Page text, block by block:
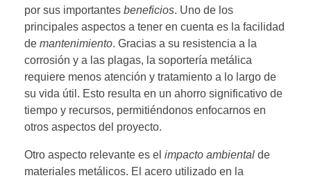
por sus importantes beneficios. Uno de los
principales aspectos a tener en cuenta es la facilidad
de mantenimiento. Gracias a su resistencia a la
corrosión y a las plagas, la soportería metálica
requiere menos atención y tratamiento a lo largo de
su vida útil. Esto resulta en un ahorro significativo de
tiempo y recursos, permitiéndonos enfocarnos en
otros aspectos del proyecto.
Otro aspecto relevante es el impacto ambiental de
materiales metálicos. El acero utilizado en la